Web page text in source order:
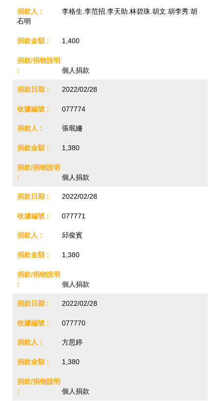
李格生.李范招.李天助.林碧珠.胡文.胡李秀.胡
石明
1,400
個人捐款
2022/02/28
077774
張珉姍
1,380
個人捐款
2022/02/28
077771
邱俊賓
1,380
個人捐款
2022/02/28
077770
方思婷
1,380
個人捐款